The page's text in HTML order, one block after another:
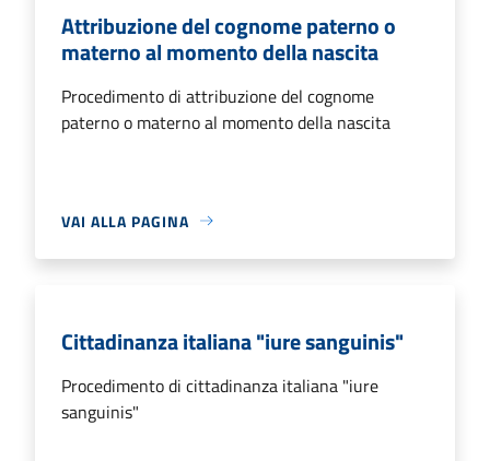
Attribuzione del cognome paterno o
materno al momento della nascita
Procedimento di attribuzione del cognome
paterno o materno al momento della nascita
VAI ALLA PAGINA
Cittadinanza italiana "iure sanguinis"
Procedimento di cittadinanza italiana "iure
sanguinis"